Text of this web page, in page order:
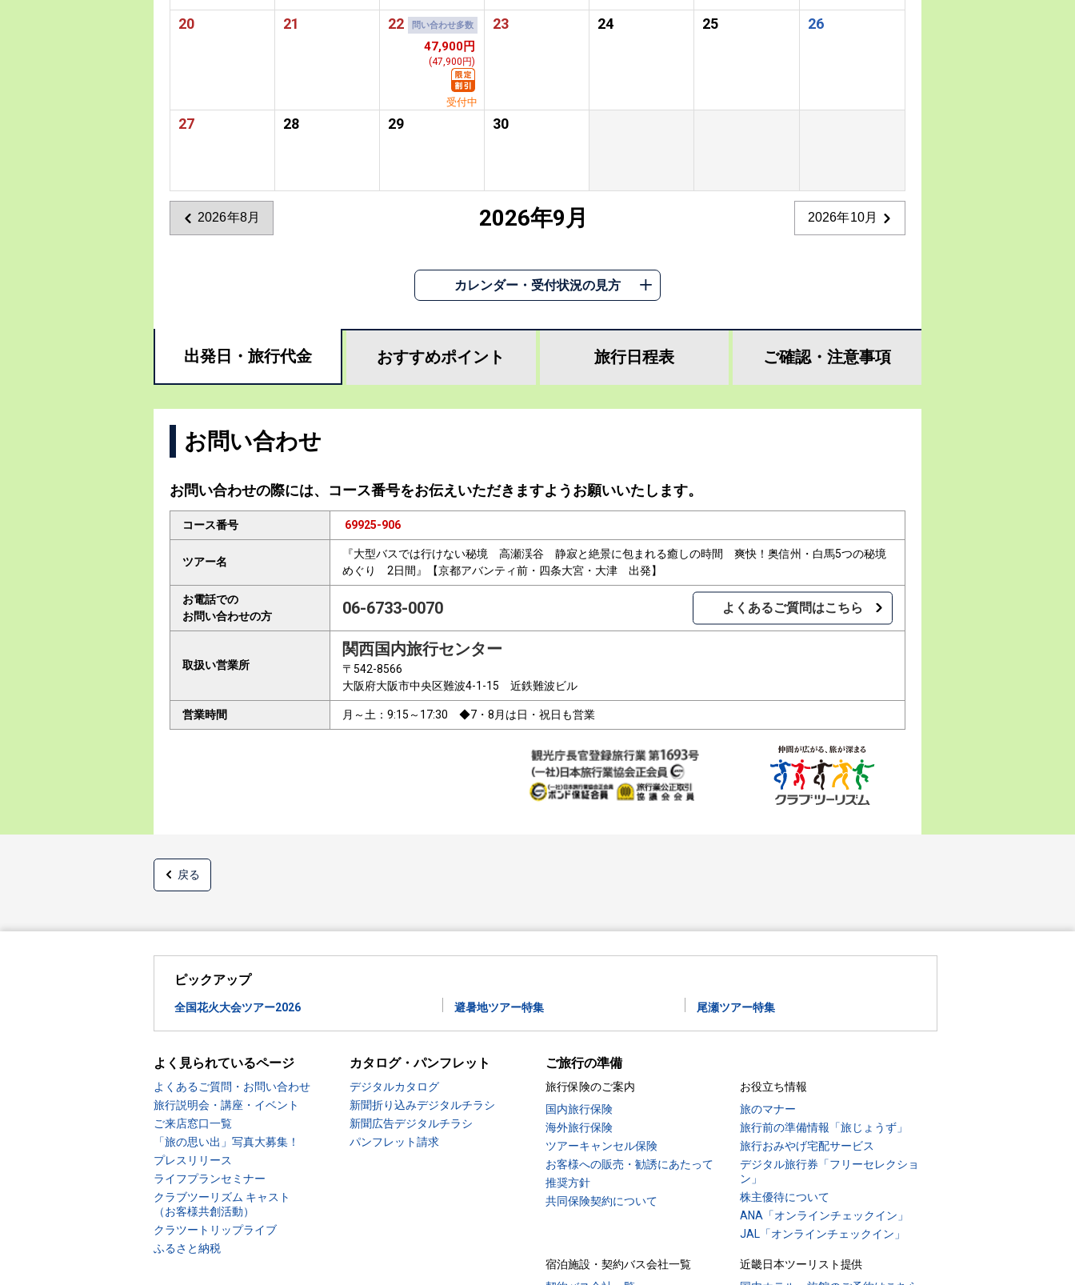
20 21 22 問い合わせ多数
47,900円
(47,900円)
受付中
23 24 25 26
27 28 29 30
2026年8月 2026年9月 2026年10月
カレンダー・受付状況の見方
出発日・ 旅行代金 おすすめポイント 旅行日程表 ご確認・ 注意事項
お問い合わせ
お問い合わせの際には、コース番号をお伝えいただきますようお願いいたします。
コース番号 69925-906
ツアー名
『大型バスでは行けない秘境 高瀬渓谷 静寂と絶景に包まれる癒しの時間 爽快！奥信州・白馬5つの秘境
めぐり 2日間』【京都アバンティ前・四条大宮・大津 出発】
お電話での
お問い合わせの方
06-6733-0070 よくあるご質問はこちら
取扱い営業所
関西国内旅行センター
〒542-8566
大阪府大阪市中央区難波4-1-15 近鉄難波ビル
営業時間 月～土：9:15～17:30 ◆7・8月は日・祝日も営業
戻る
ピックアップ
全国花火大会ツアー2026 避暑地ツアー特集 尾瀬ツアー特集
よく見られているページ
よくあるご質問・お問い合わせ
旅行説明会・講座・イベント
ご来店窓口一覧
「旅の思い出」写真大募集！
プレスリリース
ライフプランセミナー
クラブツーリズム キャスト
（お客様共創活動）
クラツートリップライブ
ふるさと納税
カタログ・パンフレット
デジタルカタログ
新聞折り込みデジタルチラシ
新聞広告デジタルチラシ
パンフレット請求
ご旅行の準備
旅行保険のご案内
国内旅行保険
海外旅行保険
ツアーキャンセル保険
お客様への販売・勧誘にあたって
推奨方針
共同保険契約について
お役立ち情報
旅のマナー
旅行前の準備情報「旅じょうず」
旅行おみやげ宅配サービス
デジタル旅行券「フリーセレクショ
ン」
株主優待について
ANA「オンラインチェックイン」
JAL「オンラインチェックイン」
宿泊施設・契約バス会社一覧
近畿日本ツーリスト提供